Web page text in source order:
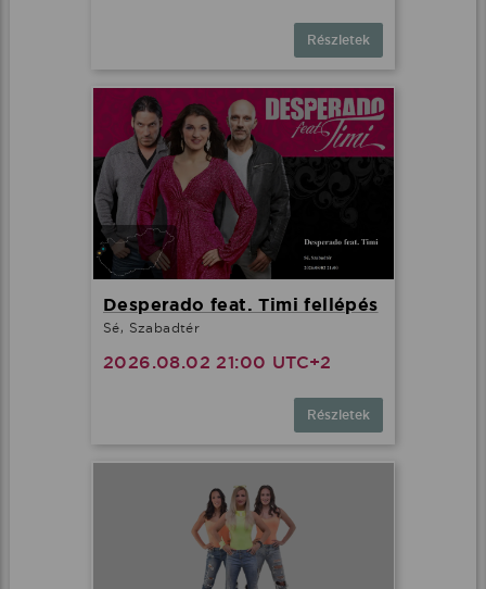
Részletek
Desperado feat. Timi fellépés
Sé, Szabadtér
2026.08.02 21:00 UTC+2
Részletek